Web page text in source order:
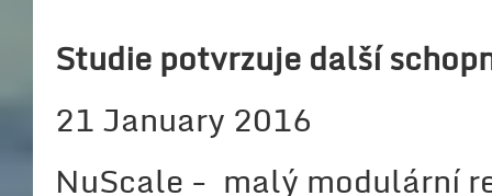
Studie potvrzuje další
21 January 2016
NuScale - malý modulární